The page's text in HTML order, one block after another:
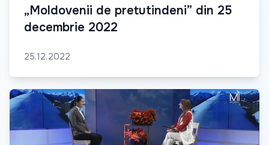
„Moldovenii de pretutindeni” din 25
decembrie 2022
25.12.2022